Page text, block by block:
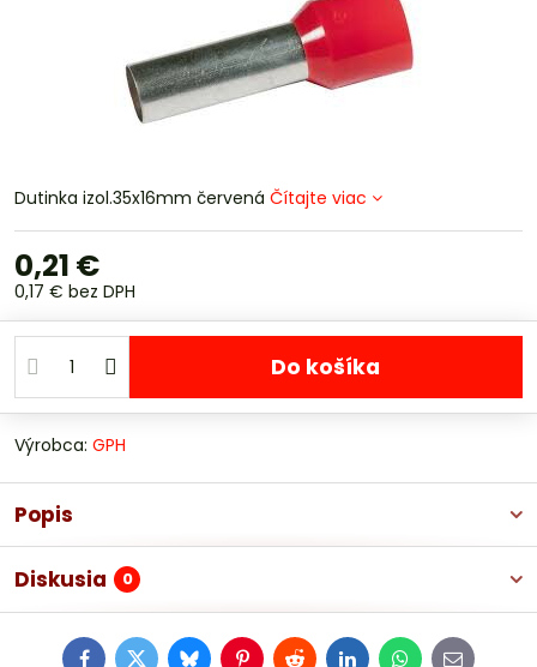
Dutinka izol.35x16mm červená Čítajte viac
0,21 €
0,17 € bez DPH
Do košíka
Výrobca: GPH
Popis
Diskusia 0